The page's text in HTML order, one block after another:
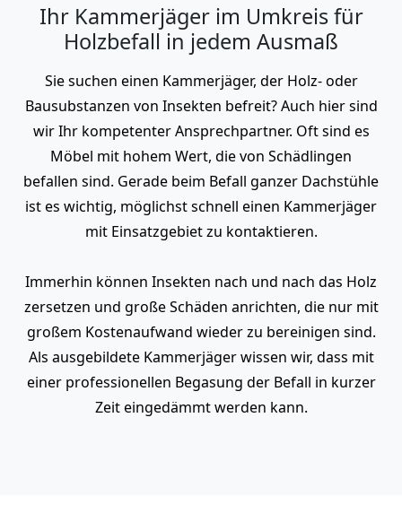
Ihr Kammerjäger im Umkreis für
Holzbefall in jedem Ausmaß
Sie suchen einen Kammerjäger, der Holz- oder
Bausubstanzen von Insekten befreit? Auch hier sind
wir Ihr kompetenter Ansprechpartner. Oft sind es
Möbel mit hohem Wert, die von Schädlingen
befallen sind. Gerade beim Befall ganzer Dachstühle
ist es wichtig, möglichst schnell einen Kammerjäger
mit Einsatzgebiet zu kontaktieren.
Immerhin können Insekten nach und nach das Holz
zersetzen und große Schäden anrichten, die nur mit
großem Kostenaufwand wieder zu bereinigen sind.
Als ausgebildete Kammerjäger wissen wir, dass mit
einer professionellen Begasung der Befall in kurzer
Zeit eingedämmt werden kann.